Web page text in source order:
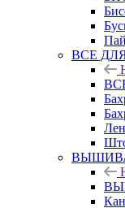
ВСЕ